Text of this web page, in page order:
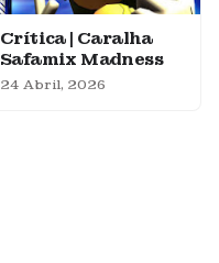
Crítica | Caralha
Safamix Madness
24 Abril, 2026